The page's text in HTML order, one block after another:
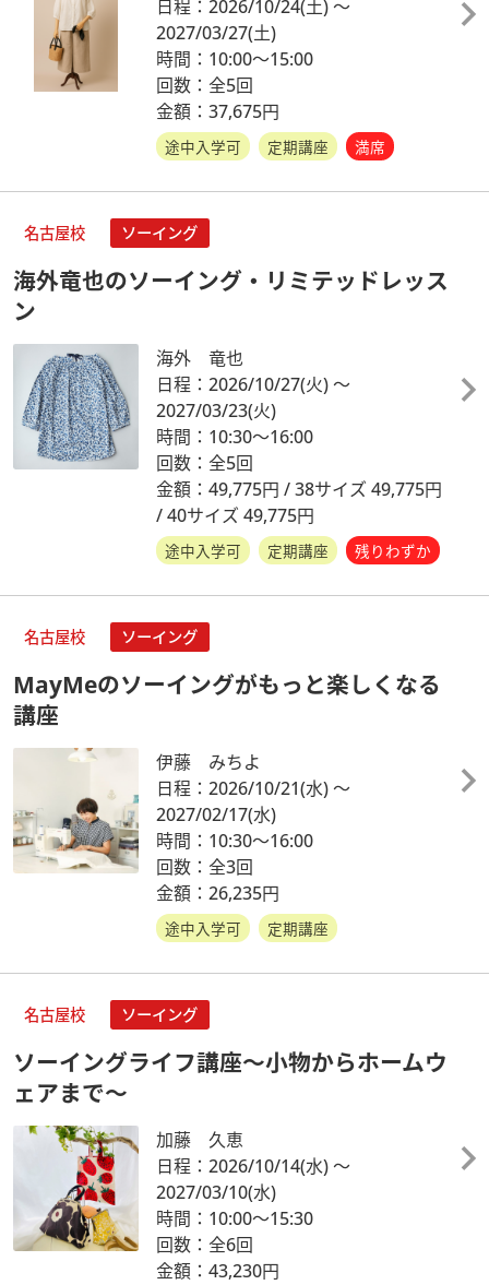
日程：2026/10/24(土)～
2027/03/27(土)
時間：10:00～15:00
回数：全5回
金額：37,675円
途中入学可 定期講座 満席
名古屋校 ソーイング
海外竜也のソーイング・リミテッドレッス
ン
海外 竜也
日程：2026/10/27(火)～
2027/03/23(火)
時間：10:30～16:00
回数：全5回
金額：49,775円 / 38サイズ 49,775円
/ 40サイズ 49,775円
途中入学可 定期講座 残りわずか
名古屋校 ソーイング
MayMeのソーイングがもっと楽しくなる
講座
伊藤 みちよ
日程：2026/10/21(水)～
2027/02/17(水)
時間：10:30～16:00
回数：全3回
金額：26,235円
途中入学可 定期講座
名古屋校 ソーイング
ソーイングライフ講座～小物からホームウ
ェアまで～
加藤 久恵
日程：2026/10/14(水)～
2027/03/10(水)
時間：10:00～15:30
回数：全6回
金額：43,230円